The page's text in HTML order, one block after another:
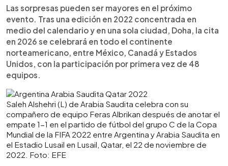
Las sorpresas pueden ser mayores en el próximo
evento. Tras una edición en 2022 concentrada en
medio del calendario y en una sola ciudad, Doha, la cita
en 2026 se celebrará en todo el continente
norteamericano, entre México, Canadá y Estados
Unidos, con la participación por primera vez de 48
equipos.
Saleh Alshehri (L) de Arabia Saudita celebra con su
compañero de equipo Feras Albrikan después de anotar el
empate 1-1 en el partido de fútbol del grupo C de la Copa
Mundial de la FIFA 2022 entre Argentina y Arabia Saudita en
el Estadio Lusail en Lusail, Qatar, el 22 de noviembre de
2022. Foto: EFE